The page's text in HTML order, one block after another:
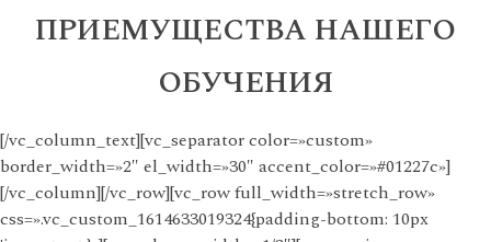
ПРИЕМУЩЕСТВА НАШЕГО
ОБУЧЕНИЯ
[/vc_column_text][vc_separator color=»custom»
border_width=»2″ el_width=»30″ accent_color=»#01227c»]
[/vc_column][/vc_row][vc_row full_width=»stretch_row»
css=».vc_custom_1614633019324{padding-bottom: 10px